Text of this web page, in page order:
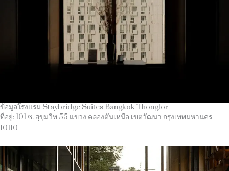
ข้อมูลโรงแรม Staybridge Suites Bangkok Thonglor
ที่อยู่: 101 ซ. สุขุมวิท 55 แขวง คลองตันเหนือ เขตวัฒนา กรุงเทพมหานคร
10110